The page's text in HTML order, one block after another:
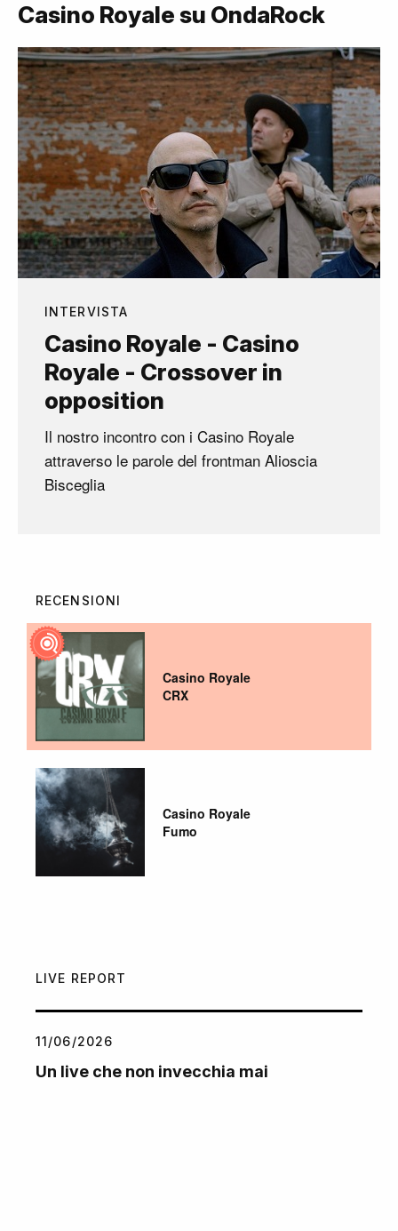
Casino Royale su OndaRock
INTERVISTA
Casino Royale - Casino
Royale - Crossover in
opposition
Il nostro incontro con i Casino Royale
attraverso le parole del frontman Alioscia
Bisceglia
RECENSIONI
Casino Royale
CRX
Casino Royale
Fumo
LIVE REPORT
11/06/2026
Un live che non invecchia mai